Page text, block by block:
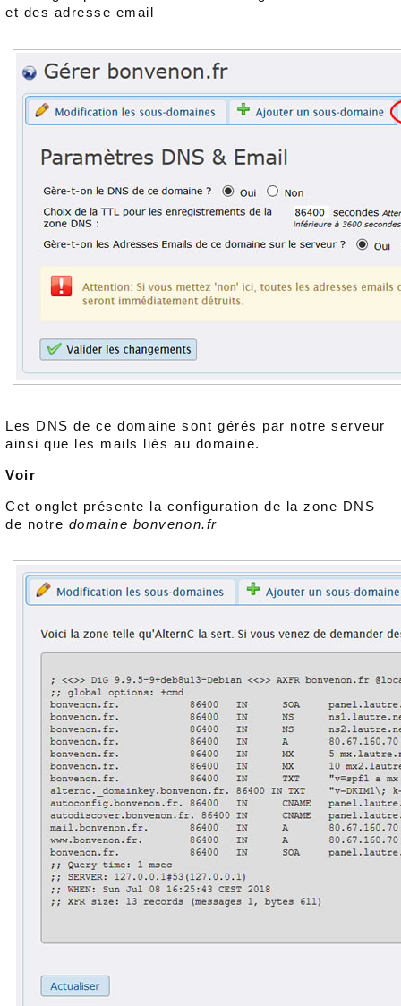
et des adresse email
Les DNS de ce domaine sont gérés par notre serveur
ainsi que les mails liés au domaine.
Voir
Cet onglet présente la configuration de la zone DNS
de notre domaine bonvenon.fr